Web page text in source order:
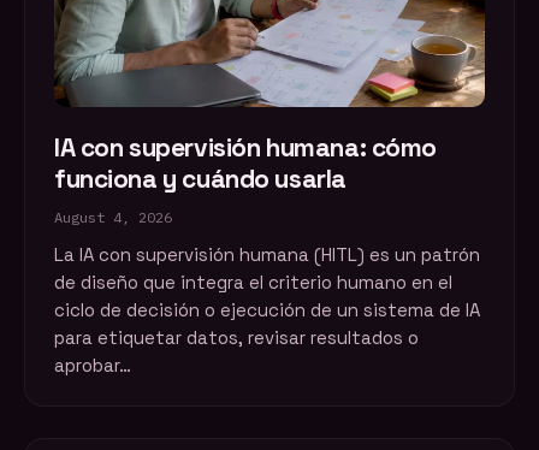
IA con supervisión humana: cómo
funciona y cuándo usarla
August 4, 2026
La IA con supervisión humana (HITL) es un patrón
de diseño que integra el criterio humano en el
ciclo de decisión o ejecución de un sistema de IA
para etiquetar datos, revisar resultados o
aprobar…